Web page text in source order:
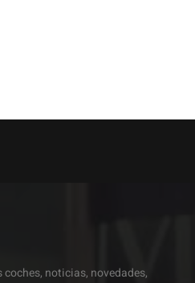
noticias, novedades,